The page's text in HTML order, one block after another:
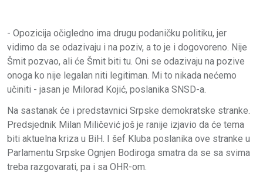
- Opozicija očigledno ima drugu podaničku politiku, jer
vidimo da se odazivaju i na poziv, a to je i dogovoreno. Nije
Šmit pozvao, ali će Šmit biti tu. Oni se odazivaju na pozive
onoga ko nije legalan niti legitiman. Mi to nikada nećemo
učiniti - jasan je Milorad Kojić, poslanika SNSD-a.
Na sastanak će i predstavnici Srpske demokratske stranke.
Predsjednik Milan Miličević još je ranije izjavio da će tema
biti aktuelna kriza u BiH. I šef Kluba poslanika ove stranke u
Parlamentu Srpske Ognjen Bodiroga smatra da se sa svima
treba razgovarati, pa i sa OHR-om.